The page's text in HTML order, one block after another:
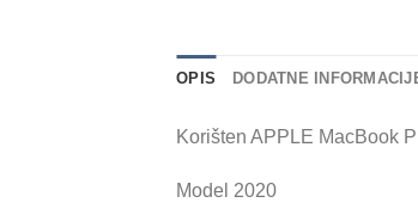
OPIS DODATNE
Korišten APPLE MacBook
Model 2020